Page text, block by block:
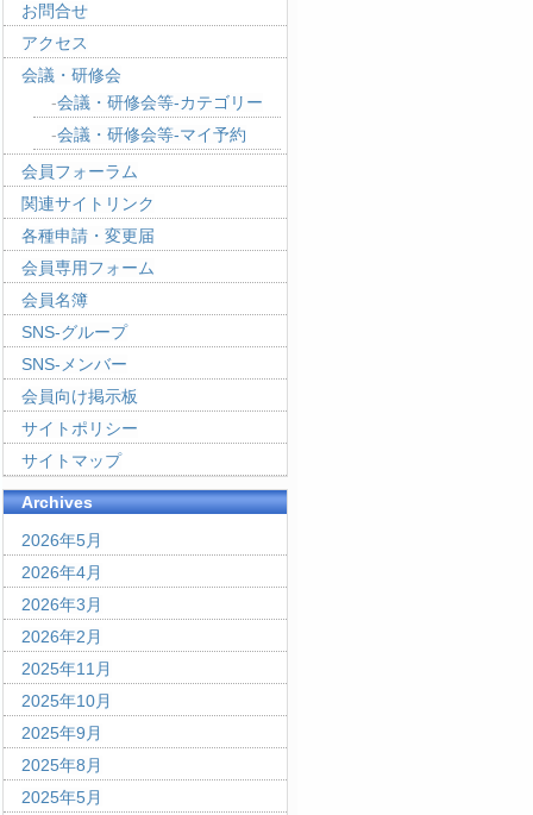
お問合せ
アクセス
会議・研修会
会議・研修会等-カテゴリー
会議・研修会等-マイ予約
会員フォーラム
関連サイトリンク
各種申請・変更届
会員専用フォーム
会員名簿
SNS-グループ
SNS-メンバー
会員向け掲示板
サイトポリシー
サイトマップ
Archives
2026年5月
2026年4月
2026年3月
2026年2月
2025年11月
2025年10月
2025年9月
2025年8月
2025年5月